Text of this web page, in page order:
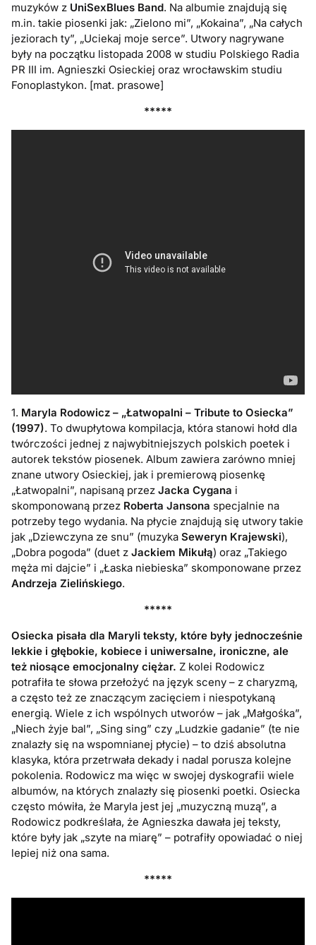
muzyków z UniSexBlues Band. Na albumie znajdują się
m.in. takie piosenki jak: „Zielono mi”, „Kokaina”, „Na całych
jeziorach ty”, „Uciekaj moje serce”. Utwory nagrywane
były na początku listopada 2008 w studiu Polskiego Radia
PR III im. Agnieszki Osieckiej oraz wrocławskim studiu
Fonoplastykon. [mat. prasowe]
*****
1. Maryla Rodowicz – „Łatwopalni – Tribute to Osiecka”
(1997). To dwupłytowa kompilacja, która stanowi hołd dla
twórczości jednej z najwybitniejszych polskich poetek i
autorek tekstów piosenek. Album zawiera zarówno mniej
znane utwory Osieckiej, jak i premierową piosenkę
„Łatwopalni”, napisaną przezJacka Cygana i
skomponowaną przez Roberta Jansona specjalnie na
potrzeby tego wydania. Na płycie znajdują się utwory takie
jak „Dziewczyna ze snu” (muzykaSeweryn Krajewski),
„Dobra pogoda” (duet zJackiem Mikułą) oraz „Takiego
męża mi dajcie” i „Łaska niebieska” skomponowane przez
Andrzeja Zielińskiego.
*****
Osiecka pisała dla Maryli teksty, które były jednocześnie
lekkie i głębokie, kobiece i uniwersalne, ironiczne, ale
też niosące emocjonalny ciężar. Z kolei Rodowicz
potrafiła te słowa przełożyć na język sceny – z charyzmą,
a często też ze znaczącym zacięciem i niespotykaną
energią. Wiele z ich wspólnych utworów – jak „Małgośka”,
„Niech żyje bal”, „Sing sing” czy „Ludzkie gadanie” (te nie
znalazły się na wspomnianej płycie) – to dziś absolutna
klasyka, która przetrwała dekady i nadal porusza kolejne
pokolenia. Rodowicz ma więc w swojej dyskografii wiele
albumów, na których znalazły się piosenki poetki. Osiecka
często mówiła, że Maryla jest jej „muzyczną muzą”, a
Rodowicz podkreślała, że Agnieszka dawała jej teksty,
które były jak „szyte na miarę” – potrafiły opowiadać o niej
lepiej niż ona sama.
*****